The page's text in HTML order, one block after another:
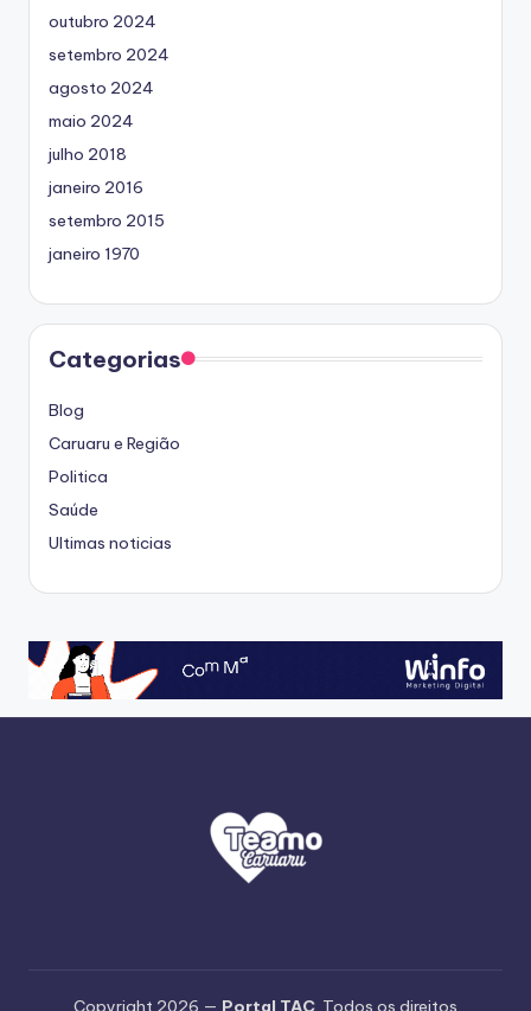
outubro 2024
setembro 2024
agosto 2024
maio 2024
julho 2018
janeiro 2016
setembro 2015
janeiro 1970
Categorias
Blog
Caruaru e Região
Politica
Saúde
Ultimas noticias
Copyright 2026 — Portal TAC . Todos os direitos